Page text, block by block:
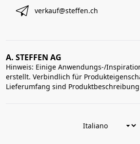
verkauf@steffen.ch
A. STEFFEN AG
Hinweis: Einige Anwendungs-/
erstellt. Verbindlich für
Lieferumfang sind